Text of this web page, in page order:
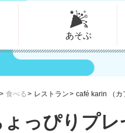
あそぶ
食べる レストラン café karin （カ
ょっぴりプレ